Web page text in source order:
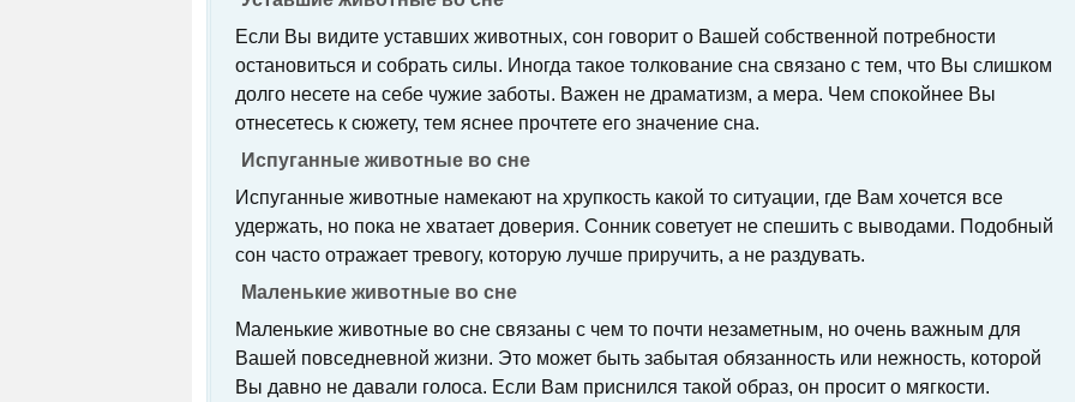
Если Вы видите уставших животных, сон говорит о Вашей собственной потребности
остановиться и собрать силы. Иногда такое толкование сна связано с тем, что Вы слишком
долго несете на себе чужие заботы. Важен не драматизм, а мера. Чем спокойнее Вы
отнесетесь к сюжету, тем яснее прочтете его значение сна.
Испуганные животные во сне
Испуганные животные намекают на хрупкость какой то ситуации, где Вам хочется все
удержать, но пока не хватает доверия. Сонник советует не спешить с выводами. Подобный
сон часто отражает тревогу, которую лучше приручить, а не раздувать.
Маленькие животные во сне
Маленькие животные во сне связаны с чем то почти незаметным, но очень важным для
Вашей повседневной жизни. Это может быть забытая обязанность или нежность, которой
Вы давно не давали голоса. Если Вам приснился такой образ, он просит о мягкости.